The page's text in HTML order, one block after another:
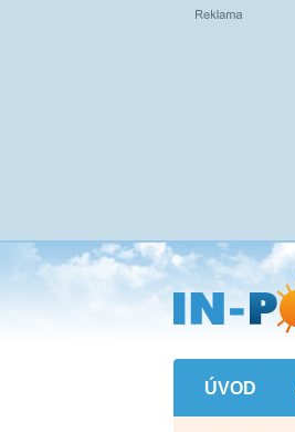
Přejít
na
hlavní
obsah
ÚVOD